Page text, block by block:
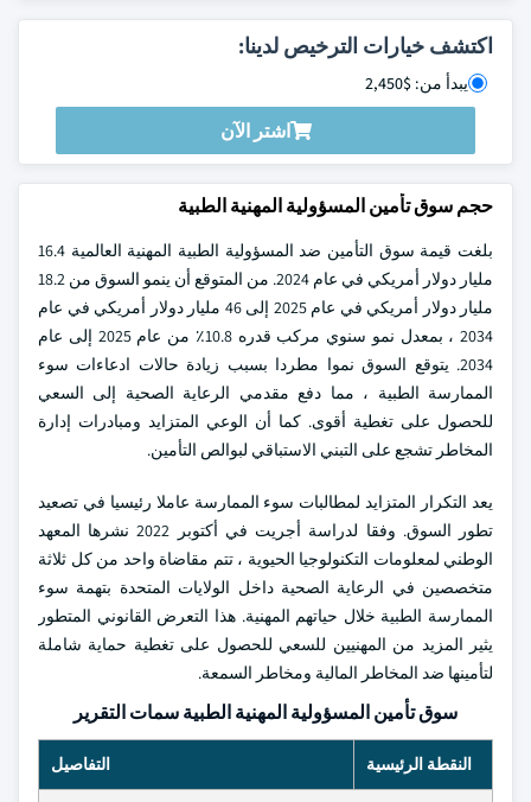
اكتشف خيارات الترخيص لدينا:
يبدأ من: $2,450
اشتر الآن
حجم سوق تأمين المسؤولية المهنية الطبية
بلغت قيمة سوق التأمين ضد المسؤولية الطبية المهنية العالمية 16.4
مليار دولار أمريكي في عام 2024. من المتوقع أن ينمو السوق من 18.2
مليار دولار أمريكي في عام 2025 إلى 46 مليار دولار أمريكي في عام
2034 ، بمعدل نمو سنوي مركب قدره 10.8٪ من عام 2025 إلى عام
2034. يتوقع السوق نموا مطردا بسبب زيادة حالات ادعاءات سوء
الممارسة الطبية ، مما دفع مقدمي الرعاية الصحية إلى السعي
للحصول على تغطية أقوى. كما أن الوعي المتزايد ومبادرات إدارة
المخاطر تشجع على التبني الاستباقي لبوالص التأمين.
يعد التكرار المتزايد لمطالبات سوء الممارسة عاملا رئيسيا في تصعيد
تطور السوق. وفقا لدراسة أجريت في أكتوبر 2022 نشرها المعهد
الوطني لمعلومات التكنولوجيا الحيوية ، تتم مقاضاة واحد من كل ثلاثة
متخصصين في الرعاية الصحية داخل الولايات المتحدة بتهمة سوء
الممارسة الطبية خلال حياتهم المهنية. هذا التعرض القانوني المتطور
يثير المزيد من المهنيين للسعي للحصول على تغطية حماية شاملة
لتأمينها ضد المخاطر المالية ومخاطر السمعة.
سوق تأمين المسؤولية المهنية الطبية سمات التقرير
النقطة الرئيسية التفاصيل